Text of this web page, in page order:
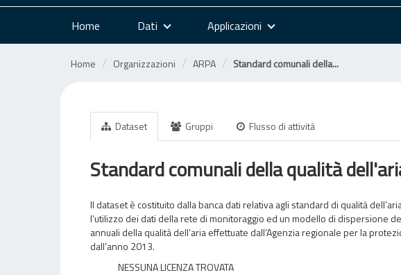
Home Dati Applicazioni
Home Organizzazioni ARPA Standard comunali della...
Dataset Gruppi Flusso di attività
Standard comunali della qualità
Il dataset è costituito dalla banca dati relativa agli standard di qualità
l’utilizzo dei dati della rete di monitoraggio ed un modello di dispersione
annuali della qualità dell’aria effettuate dall’Agenzia regionale per la
dall’anno 2013.
NESSUNA LICENZA TROVATA